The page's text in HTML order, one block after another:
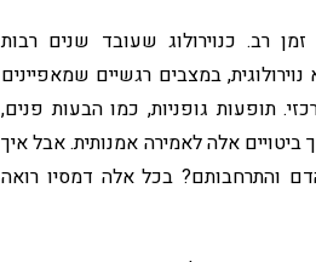
רב. כנוירולוג שעובד שנים רבות
במצבים רגשיים שמאפיינים
תופעות גופניות, כמו הבעות פנים,
ביטויים אלה לאמירה אמנותית. אבל איך
והתרחבותם? בכל אלה דמסיו רואה